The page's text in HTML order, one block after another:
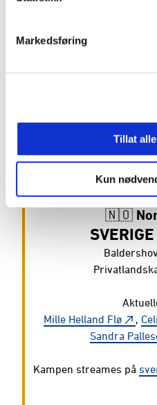
Markedsføring
Tillat
Kun
Hvor? Midt
Trening08:45,Nye
🇳🇴
Mille Helland Flø
,
Sandra
Kampen streames på